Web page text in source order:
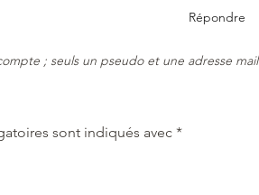
Répondre
; seuls un pseudo et une adresse mail
sont indiqués avec *